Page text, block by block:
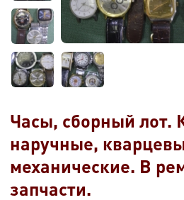
Часы, сборный лот.
наручные,
механические. В
запчасти.